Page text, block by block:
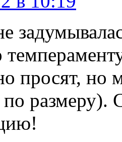
просят, но
размеру).